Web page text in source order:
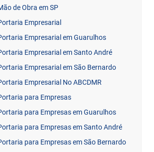
de Obra em SP
Empresarial
Empresarial em Guarulhos
Empresarial em Santo André
Empresarial em São Bernardo
Empresarial No ABCDMR
para Empresas
para Empresas em Guarulhos
para Empresas em Santo André
para Empresas em São Bernardo